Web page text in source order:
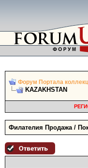
Форум Портала
KAZAKHSTAN
Филателия Продажа /